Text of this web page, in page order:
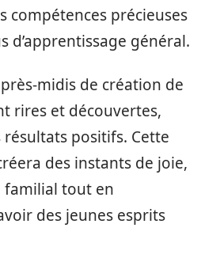
compétences précieuses
d’apprentissage général.
midis de création de
rires et découvertes,
positifs. Cette
des instants de joie,
familial tout en
des jeunes esprits